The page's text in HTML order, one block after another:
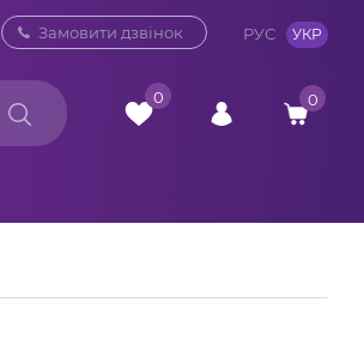
0 800 33 10 32
Замовити дзвінок РУС УКР
0 0